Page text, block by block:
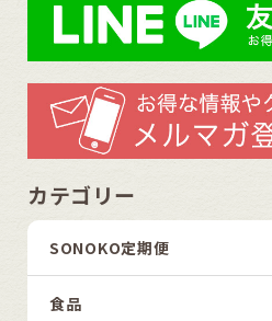
カテゴリー
SONOKO定期便
食品